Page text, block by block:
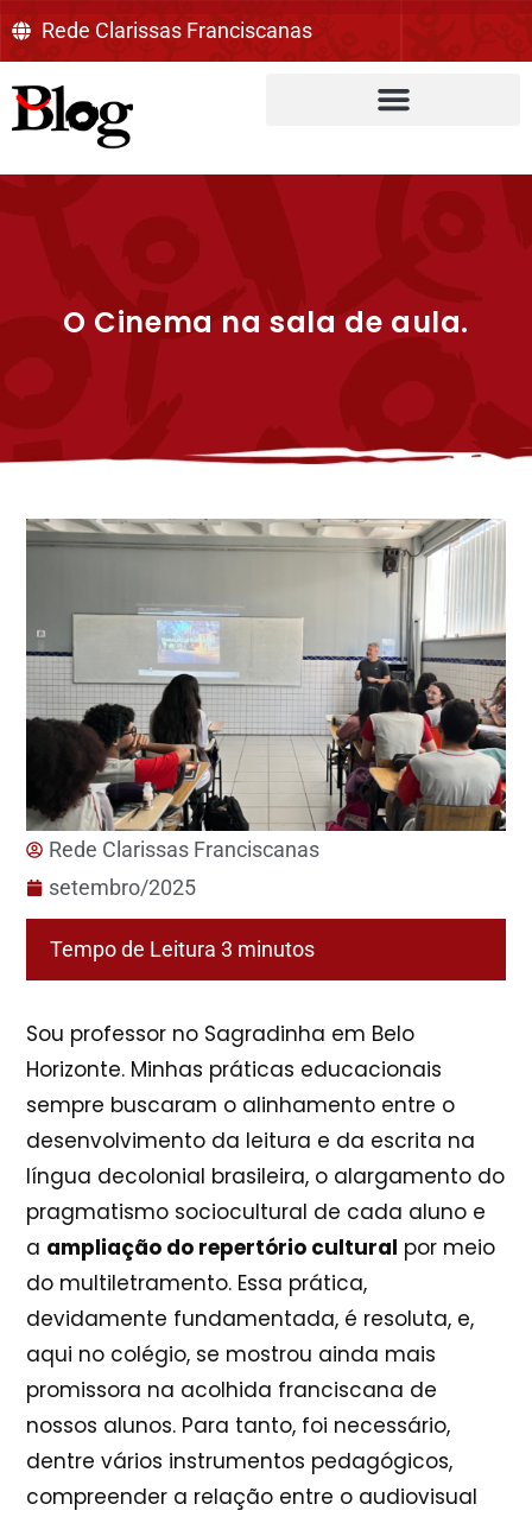
Rede Clarissas Franciscanas
O Cinema na sala de aula.
Rede Clarissas Franciscanas
setembro/2025
Sou professor no Sagradinha em Belo
Horizonte. Minhas práticas educacionais
sempre buscaram o alinhamento entre o
desenvolvimento da leitura e da escrita na
língua decolonial brasileira, o alargamento do
pragmatismo sociocultural de cada aluno e
a ampliação do repertório cultural por meio
do multiletramento. Essa prática,
devidamente fundamentada, é resoluta, e,
aqui no colégio, se mostrou ainda mais
promissora na acolhida franciscana de
nossos alunos. Para tanto, foi necessário,
dentre vários instrumentos pedagógicos,
compreender a relação entre o audiovisual